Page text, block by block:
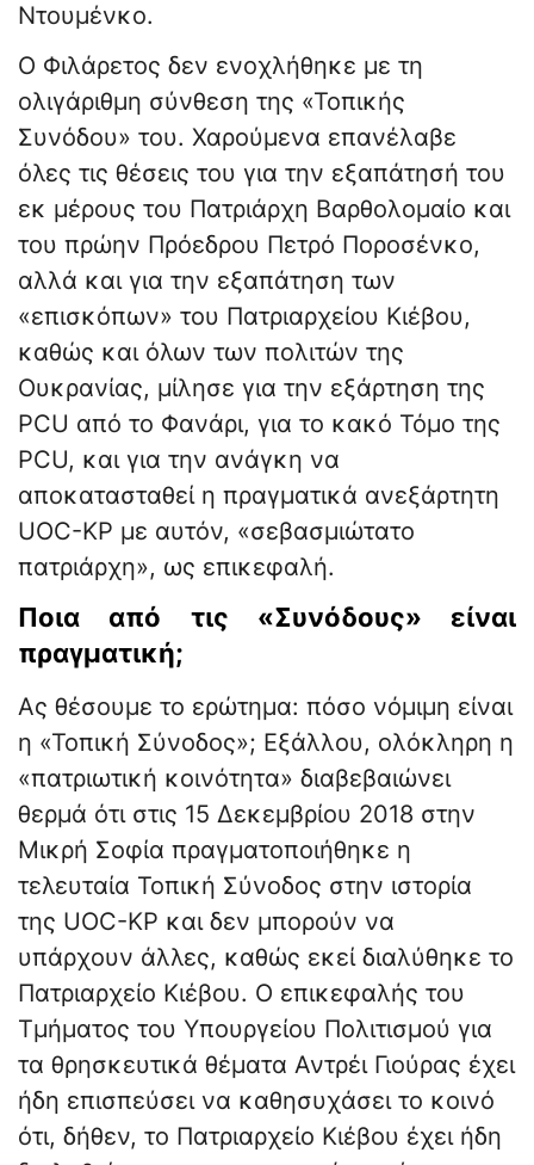
Ντουμένκο.
Ο Φιλάρετος δεν ενοχλήθηκε με τη
ολιγάριθμη σύνθεση της «Τοπικής
Συνόδου» του. Χαρούμενα επανέλαβε
όλες τις θέσεις του για την εξαπάτησή του
εκ μέρους του Πατριάρχη Βαρθολομαίο και
του πρώην Πρόεδρου Πετρό Ποροσένκο,
αλλά και για την εξαπάτηση των
«επισκόπων» του Πατριαρχείου Κιέβου,
καθώς και όλων των πολιτών της
Ουκρανίας, μίλησε για την εξάρτηση της
PCU από το Φανάρι, για το κακό Τόμο της
PCU, και για την ανάγκη να
αποκατασταθεί η πραγματικά ανεξάρτητη
UOC-KP με αυτόν, «σεβασμιώτατο
πατριάρχη», ως επικεφαλή.
Ποια από τις «Συνόδους» είναι
πραγματική;
Ας θέσουμε το ερώτημα: πόσο νόμιμη είναι
η «Τοπική Σύνοδος»; Εξάλλου, ολόκληρη η
«πατριωτική κοινότητα» διαβεβαιώνει
θερμά ότι στις 15 Δεκεμβρίου 2018 στην
Μικρή Σοφία πραγματοποιήθηκε η
τελευταία Τοπική Σύνοδος στην ιστορία
της UOC-KP και δεν μπορούν να
υπάρχουν άλλες, καθώς εκεί διαλύθηκε το
Πατριαρχείο Κιέβου. Ο επικεφαλής του
Τμήματος του Υπουργείου Πολιτισμού για
τα θρησκευτικά θέματα Αντρέι Γιούρας έχει
ήδη επισπεύσει να καθησυχάσει το κοινό
ότι, δήθεν, το Πατριαρχείο Κιέβου έχει ήδη